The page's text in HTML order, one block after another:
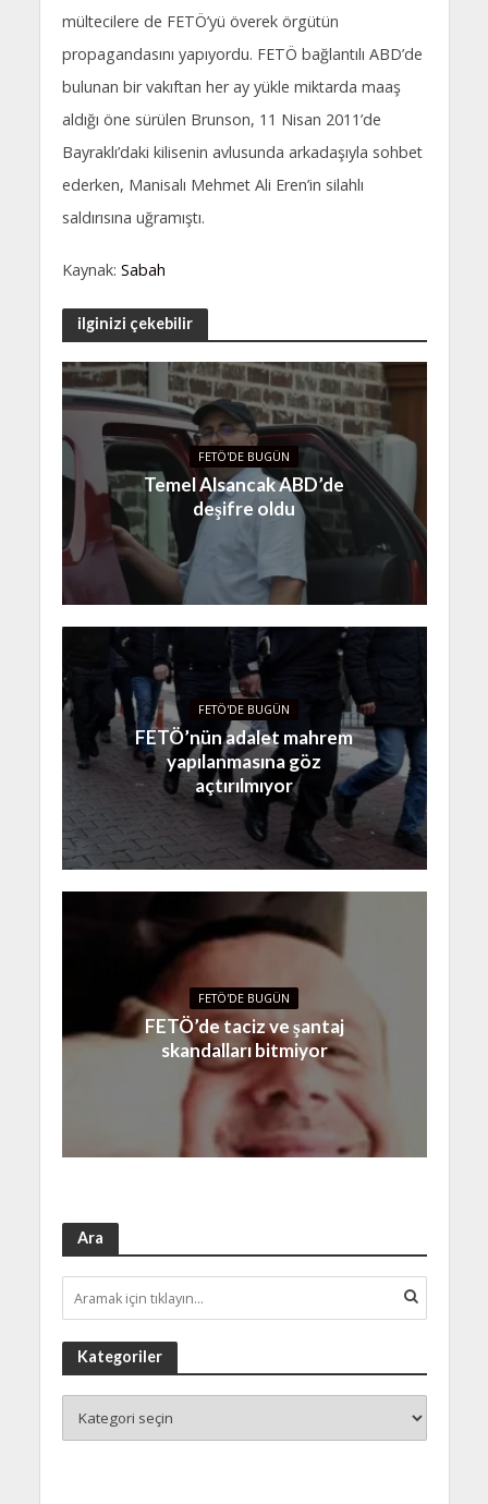
mültecilere de FETÖ’yü överek örgütün
propagandasını yapıyordu. FETÖ bağlantılı ABD’de
bulunan bir vakıftan her ay yükle miktarda maaş
aldığı öne sürülen Brunson, 11 Nisan 2011’de
Bayraklı’daki kilisenin avlusunda arkadaşıyla sohbet
ederken, Manisalı Mehmet Ali Eren’in silahlı
saldırısına uğramıştı.
Kaynak: Sabah
ilginizi çekebilir
FETÖ'DE BUGÜN
Temel Alsancak ABD’de
deşifre oldu
FETÖ'DE BUGÜN
FETÖ’nün adalet mahrem
yapılanmasına göz
açtırılmıyor
FETÖ'DE BUGÜN
FETÖ’de taciz ve şantaj
skandalları bitmiyor
Ara
Kategoriler